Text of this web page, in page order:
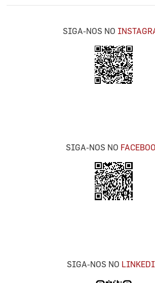
SIGA-NOS NO
SIGA-NOS NO
SIGA-NOS NO